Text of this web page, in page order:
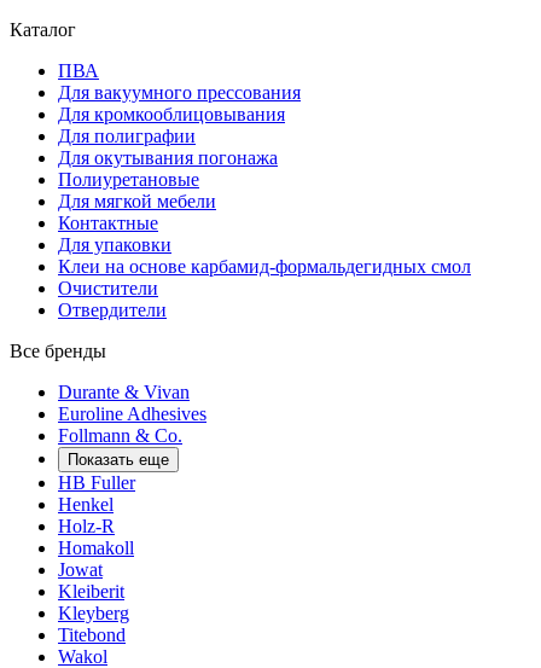
Каталог
ПВА
Для вакуумного прессования
Для кромкооблицовывания
Для полиграфии
Для окутывания погонажа
Полиуретановые
Для мягкой мебели
Контактные
Для упаковки
Клеи на основе карбамид-формальдегидных смол
Очистители
Отвердители
Все бренды
Durante & Vivan
Euroline Adhesives
Follmann & Co.
Показать еще
HB Fuller
Henkel
Holz-R
Homakoll
Jowat
Kleiberit
Kleyberg
Titebond
Wakol